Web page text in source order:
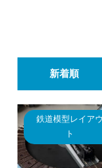
新着順
鉄道模型レイアウ
ト